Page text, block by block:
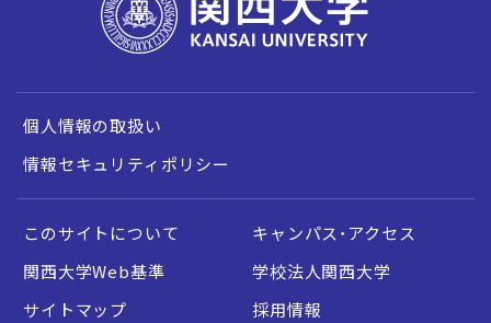
個人情報の取扱い
情報セキュリティポリシー
このサイトについて
キャンパス・アクセス
関西大学Web基準
学校法人関西大学
サイトマップ
採用情報